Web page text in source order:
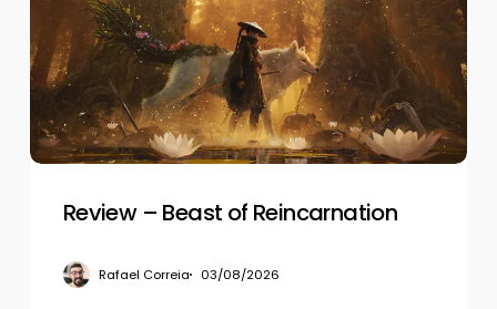
Reincarnation
Review – Beast of Reincarnation
Rafael Correia 03/08/2026